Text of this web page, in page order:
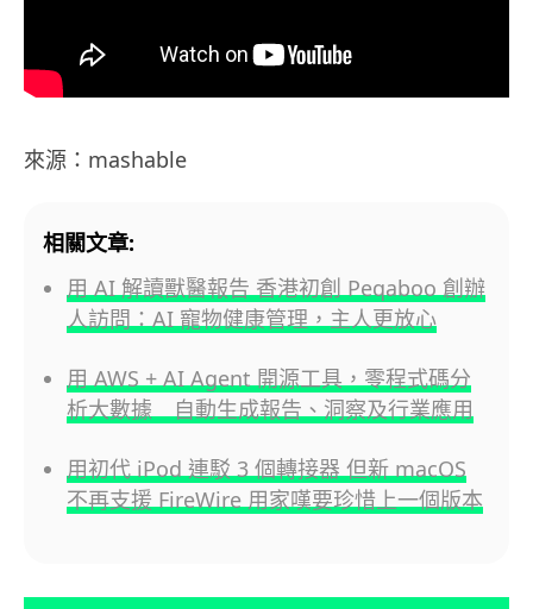
來源：mashable
相關文章:
用 AI 解讀獸醫報告 香港初創 Peqaboo 創辦
人訪問：AI 寵物健康管理，主人更放心
用 AWS + AI Agent 開源工具，零程式碼分
析大數據 自動生成報告、洞察及行業應用
用初代 iPod 連駁 3 個轉接器 但新 macOS
不再支援 FireWire 用家嘆要珍惜上一個版本